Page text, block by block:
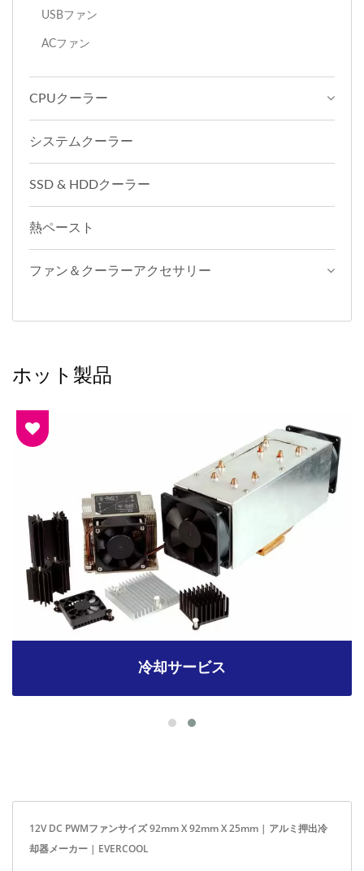
USBファン
ACファン
CPUクーラー
システムクーラー
SSD & HDDクーラー
熱ペースト
ファン＆クーラーアクセサリー
ホット製品
冷却サービス
12V DC PWMファンサイズ 92mm X 92mm X 25mm | アルミ押出冷
却器メーカー | EVERCOOL